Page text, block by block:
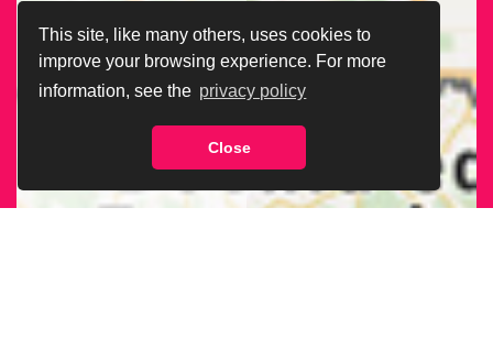
This site, like many others, uses cookies to
improve your browsing experience. For more
information, see the privacy policy
Close